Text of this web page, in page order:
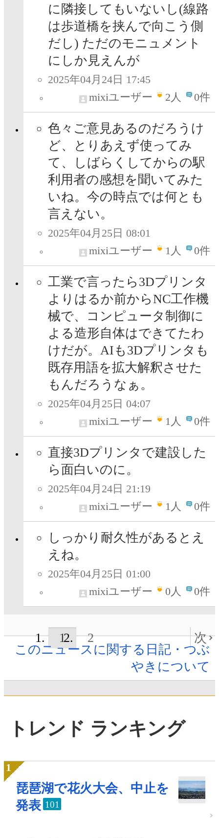
に隣接してもいないし(線路
は歩道橋を挟んで向こう側
だし) ただのモニュメント
にしか見えんが
2025年04月24日 17:45
mixiユーザー
2人 0件
色々ご意見あるのだろうけ
ど、とりあえず使ってみ
て、しばらくしてからの駅
利用者の感想を聞いてみた
いね。今の時点では何とも
言えない。
2025年04月25日 08:01
mixiユーザー
1人 0件
工業で言ったら3Dプリンタ
よりはるか前からNC工作機
械で、コンピュータ制御に
よる造形自体はできてたわ
けだが。AIも3Dプリンタも
既存用語を拡大解釈させた
もんだろうなぁ。
2025年04月25日 04:07
mixiユーザー
1人 0件
直接3Dプリンタで建設した
ら面白いのに。
2025年04月24日 21:19
mixiユーザー
1人 0件
しっかり耐久性があるとえ
えね。
2025年04月25日 01:00
mixiユーザー
0人 0件
1 2
次
このニュースに関する日記・つぶ
やきについて
トレンド ランキング
琵琶湖で花火大会、中止を
発表 101